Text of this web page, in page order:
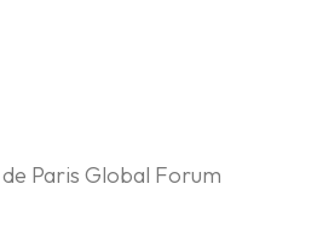
Paris Global Forum